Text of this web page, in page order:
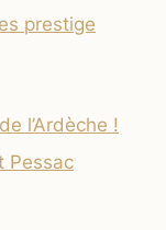
prestige
l’Ardèche !
Pessac